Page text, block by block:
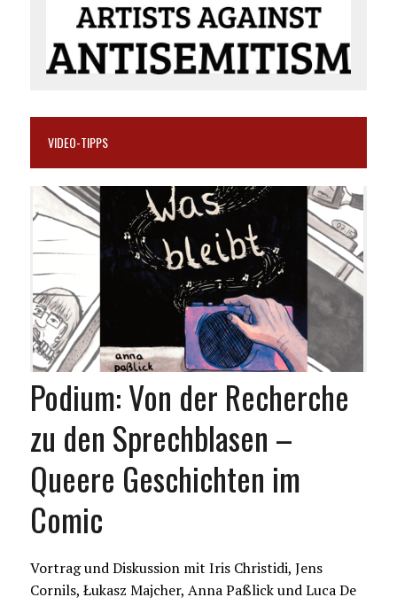
VIDEO-TIPPS
Podium: Von der Recherche
zu den Sprechblasen –
Queere Geschichten im
Comic
Vortrag und Diskussion mit Iris Christidi, Jens
Cornils, Łukasz Majcher, Anna Paßlick und Luca De